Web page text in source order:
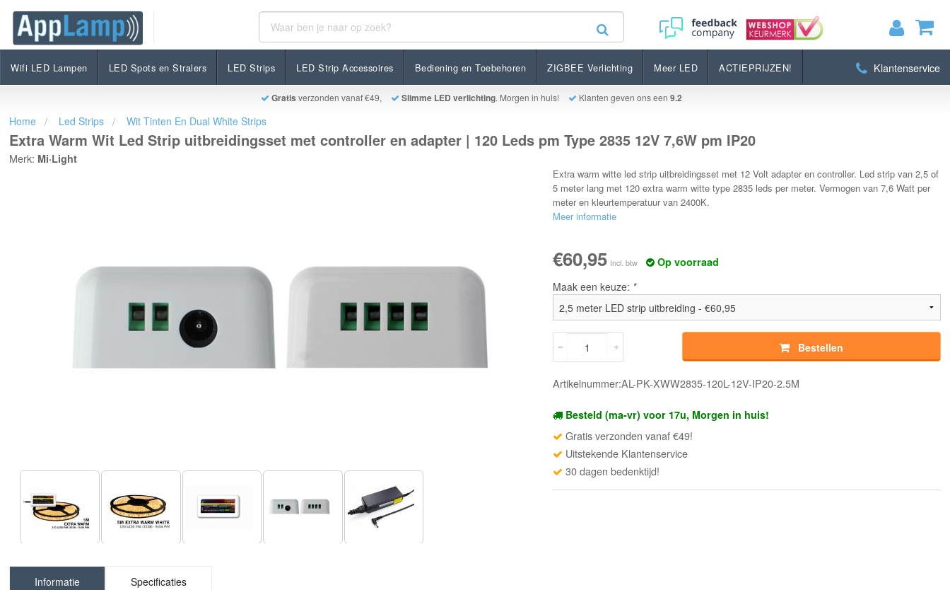
MIJN WINKELWAGEN
Wifi LED Lampen LED Spots en Stralers LED Strips LED Strip Accessoires Bediening en Toebehoren ZIGBEE Verlichting Meer LED ACTIEPRIJZEN! Klantenservice
Gratis verzonden vanaf €49, Slimme LED verlichting. Morgen in huis! Klanten geven ons een 9.2
Extra Warm Wit Led Strip uitbreidingsset met controller en adapter | 120 Leds pm Type 2835 12V 7,6W pm IP20
€60,95 Op voorraad
Bestellen
Home Led Strips Wit Tinten En Dual White Strips
Extra Warm Wit Led Strip uitbreidingsset met controller en adapter | 120 Leds pm Type 2835 12V 7,6W pm IP20
Merk: Mi·Light
Extra warm witte led strip uitbreidingsset met 12 Volt adapter en controller. Led strip van 2,5 of
5 meter lang met 120 extra warm witte type 2835 leds per meter. Vermogen van 7,6 Watt per
meter en kleurtemperatuur van 2400K.
Meer informatie
€60,95 Incl. btw
Op voorraad
Maak een keuze: *
Bestellen
Artikelnummer:AL-PK-XWW2835-120L-12V-IP20-2.5M
Besteld (ma-vr) voor 17u, Morgen in huis!
Gratis verzonden vanaf €49!
Uitstekende Klantenservice
30 dagen bedenktijd!
Informatie Specificaties